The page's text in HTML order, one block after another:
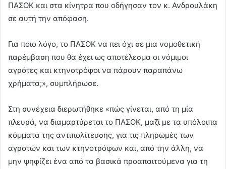
ΠΑΣΟΚ και στα κίνητρα που οδήγησαν τον κ. Ανδρουλάκη
σε αυτή την απόφαση.
Για ποιο λόγο, το ΠΑΣΟΚ να πει όχι σε μια νομοθετική
παρέμβαση που θα έχει ως αποτέλεσμα οι νόμιμοι
αγρότες και κτηνοτρόφοι να πάρουν παραπάνω
χρήματα;», συμπλήρωσε.
Στη συνέχεια διερωτήθηκε «πώς γίνεται, από τη μία
πλευρά, να διαμαρτύρεται το ΠΑΣΟΚ, μαζί με τα υπόλοιπα
κόμματα της αντιπολίτευσης, για τις πληρωμές των
αγροτών και των κτηνοτρόφων και, από την άλλη, να
μην ψηφίζει ένα από τα βασικά προαπαιτούμενα για τη